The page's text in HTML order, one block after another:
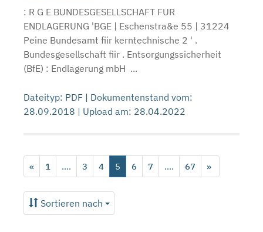
: R G E BUNDESGESELLSCHAFT FUR
ENDLAGERUNG 'BGE | Eschenstra&e 55 | 31224
Peine Bundesamt fiir kerntechnische 2 ' .
Bundesgesellschaft fiir . Entsorgungssicherheit
(BfE) : Endlagerung mbH ...
Dateityp: PDF | Dokumentenstand vom:
28.09.2018 | Upload am: 28.04.2022
« 1 .... 3 4 5 6 7 .... 67 »
Sortieren nach